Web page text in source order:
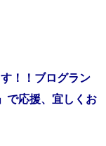
！！ブログラン
で応援、宜しくお